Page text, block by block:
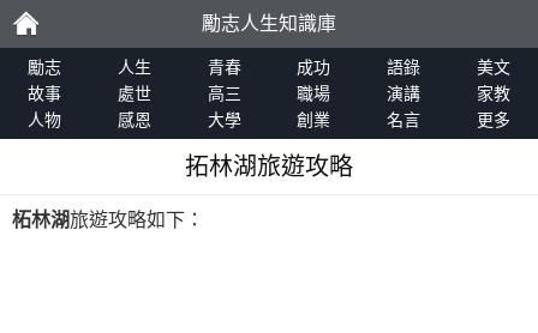
勵
志
勵志人生知識庫
勵志 人生 青春 成功 語錄
美文
故事
處世 高三 職場 演講
家教
人物
感恩 大學 創業 名言 更多
拓林湖旅遊攻略
柘林湖旅遊攻略如下：